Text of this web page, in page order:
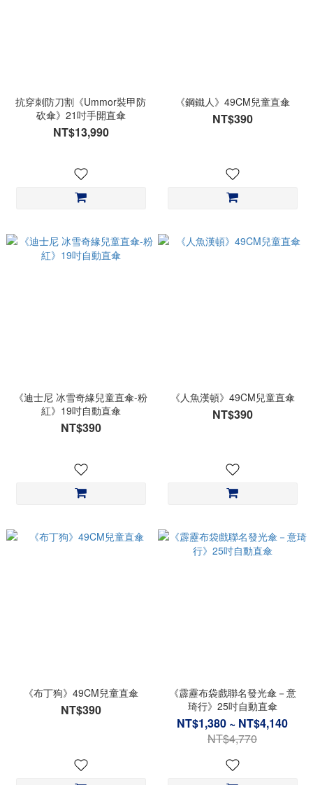
抗穿刺防刀割《Ummor裝甲防
砍傘》21吋手開直傘
NT$13,990
《鋼鐵人》49CM兒童直傘
NT$390
《迪士尼 冰雪奇緣兒童直傘-粉
紅》19吋自動直傘
NT$390
《人魚漢頓》49CM兒童直傘
NT$390
《布丁狗》49CM兒童直傘
NT$390
《霹靂布袋戲聯名發光傘－意
琦行》25吋自動直傘
NT$1,380 ~ NT$4,140
NT$4,770